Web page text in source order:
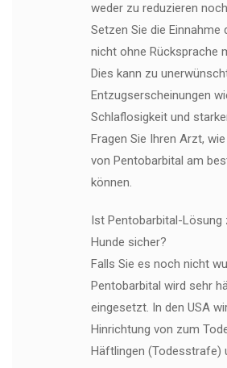
weder zu reduzieren
Setzen Sie die Einnahme
nicht ohne Rücksprache
Dies kann zu
Entzugserscheinungen
Schlaflosigkeit und
Fragen Sie Ihren Arzt,
von Pentobarbital am
können.
Ist Pentobarbital-Lösung
Hunde sicher?
Falls Sie es noch nicht
Pentobarbital wird sehr
eingesetzt. In den USA
Hinrichtung von zum
Häftlingen (Todesstrafe)